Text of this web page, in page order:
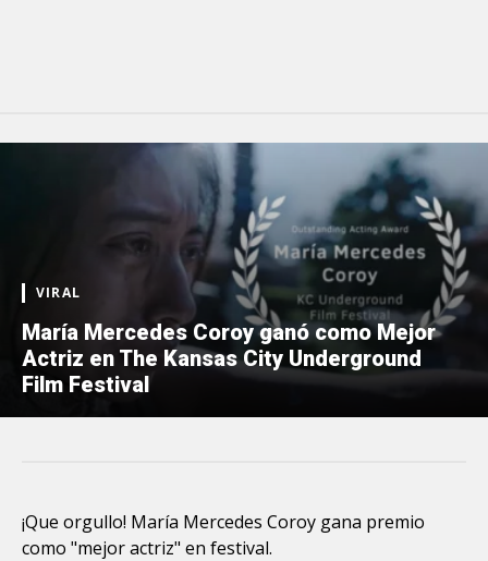
VIRAL
María Mercedes Coroy ganó como Mejor
Actriz en The Kansas City Underground
Film Festival
¡Que orgullo! María Mercedes Coroy gana premio
como "mejor actriz" en festival.